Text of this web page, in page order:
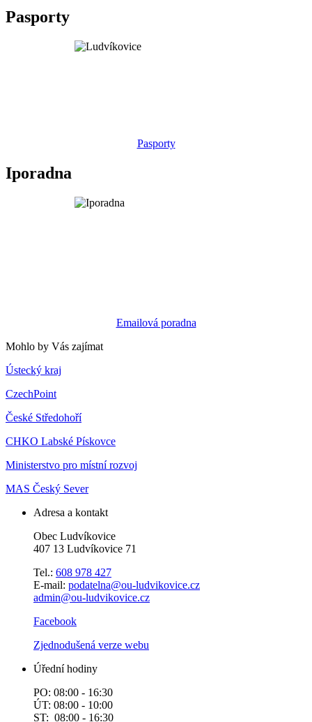
Pasporty
Pasporty
Iporadna
Emailová poradna
Mohlo by Vás zajímat
Ústecký kraj
CzechPoint
České Středohoří
CHKO Labské Pískovce
Ministerstvo pro místní rozvoj
MAS Český Sever
Adresa a kontakt
Obec Ludvíkovice
407 13 Ludvíkovice 71
Tel.: 608 978 427
E-mail: podatelna@ou-ludvikovice.cz
admin@ou-ludvikovice.cz
Facebook
Zjednodušená verze webu
Úřední hodiny
PO: 08:00 - 16:30
ÚT: 08:00 - 10:00
ST: 08:00 - 16:30